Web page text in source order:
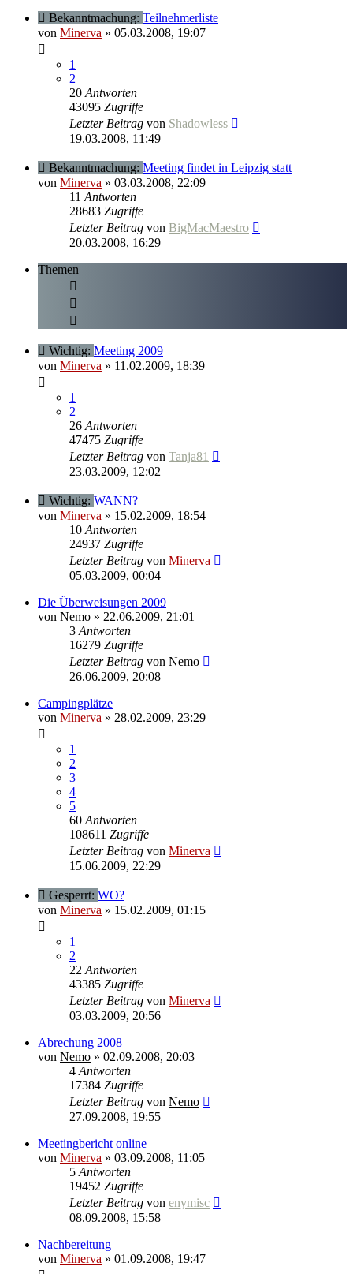
Bekanntmachung: Teilnehmerliste
von Minerva » 05.03.2008, 19:07
1
2
20 Antworten
43095 Zugriffe
Letzter Beitrag von Shadowless
19.03.2008, 11:49
Bekanntmachung: Meeting findet in Leipzig statt
von Minerva » 03.03.2008, 22:09
11 Antworten
28683 Zugriffe
Letzter Beitrag von BigMacMaestro
20.03.2008, 16:29
Themen
Wichtig: Meeting 2009
von Minerva » 11.02.2009, 18:39
1
2
26 Antworten
47475 Zugriffe
Letzter Beitrag von Tanja81
23.03.2009, 12:02
Wichtig: WANN?
von Minerva » 15.02.2009, 18:54
10 Antworten
24937 Zugriffe
Letzter Beitrag von Minerva
05.03.2009, 00:04
Die Überweisungen 2009
von Nemo » 22.06.2009, 21:01
3 Antworten
16279 Zugriffe
Letzter Beitrag von Nemo
26.06.2009, 20:08
Campingplätze
von Minerva » 28.02.2009, 23:29
1
2
3
4
5
60 Antworten
108611 Zugriffe
Letzter Beitrag von Minerva
15.06.2009, 22:29
Gesperrt: WO?
von Minerva » 15.02.2009, 01:15
1
2
22 Antworten
43385 Zugriffe
Letzter Beitrag von Minerva
03.03.2009, 20:56
Abrechung 2008
von Nemo » 02.09.2008, 20:03
4 Antworten
17384 Zugriffe
Letzter Beitrag von Nemo
27.09.2008, 19:55
Meetingbericht online
von Minerva » 03.09.2008, 11:05
5 Antworten
19452 Zugriffe
Letzter Beitrag von enymisc
08.09.2008, 15:58
Nachbereitung
von Minerva » 01.09.2008, 19:47